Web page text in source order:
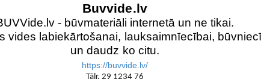
Buvvide.lv
- būvmateriāli internetā un ne tikai.
vides labiekārtošanai, lauksaimnīecībai,
un daudz ko citu.
https://buvvide.lv/
Tālr. 29 1234 76